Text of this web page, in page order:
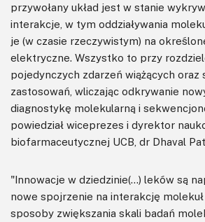
przywołany układ jest w stanie
interakcje, w tym oddziaływania
je (w czasie rzeczywistym) na
elektryczne. Wszystko to przy
pojedynczych zdarzeń wiążących oraz
zastosowań, wliczając odkrywanie
diagnostykę molekularną i
powiedział wiceprezes i dyrektor
biofarmaceutycznej UCB, dr Dhaval
"Innowacje w dziedzinie(…) leków są
nowe spojrzenie na interakcję
sposoby zwiększania skali badań